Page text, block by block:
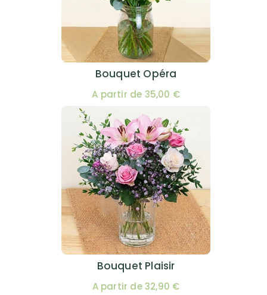
Bouquet Opéra
A partir de 35,00 €
Bouquet Plaisir
A partir de 32,90 €